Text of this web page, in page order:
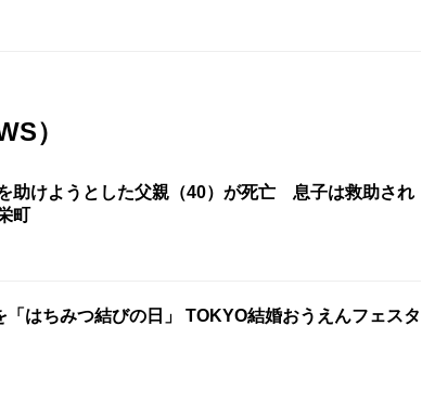
）
助けようとした父親（40）が死亡 息子は救助され
町
「はちみつ結びの日」 TOKYO結婚おうえんフェスタ